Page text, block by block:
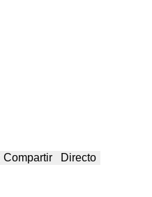
Compartir Directo